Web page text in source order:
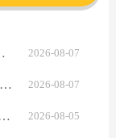
2026-08-07
2026-08-07
2026-08-05